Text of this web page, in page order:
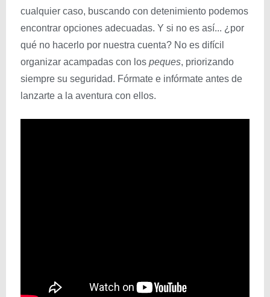
cualquier caso, buscando con detenimiento podemos
encontrar opciones adecuadas. Y si no es así... ¿por
qué no hacerlo por nuestra cuenta? No es difícil
organizar acampadas con los peques, priorizando
siempre su seguridad. Fórmate e infórmate antes de
lanzarte a la aventura con ellos.